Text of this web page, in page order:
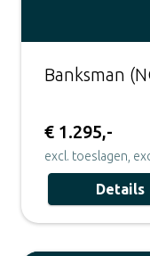
Banksman
€ 1.295,-
excl. toeslagen,
Details